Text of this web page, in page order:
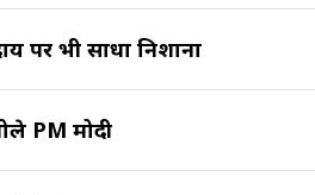
पर भी साधा निशाना
PM मोदी